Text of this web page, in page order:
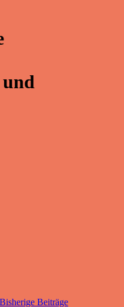
Beiträge